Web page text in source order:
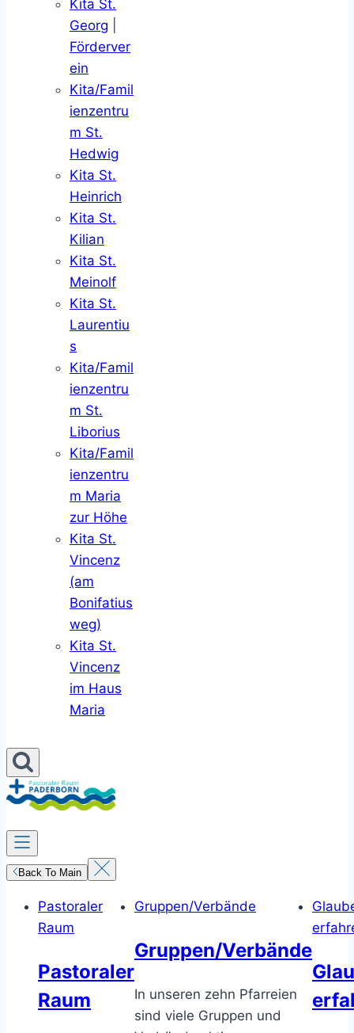
Kita St.
Georg
Förderver
ein
Kita/Famil
ienzentru
m St.
Hedwig
Kita St.
Heinrich
Kita St.
Kilian
Kita St.
Meinolf
Kita St.
Laurentiu
s
Kita/Famil
ienzentru
m St.
Liborius
Kita/Famil
ienzentru
m Maria
zur Höhe
Kita St.
Vincenz
(am
Bonifatius
weg)
Kita St.
Vincenz
im Haus
Maria
Back To Main
Pastoraler
Raum
Pastoraler
Raum
Gruppen/Verbände
Gruppen/Verbände
In unseren zehn Pfarreien
sind viele Gruppen und